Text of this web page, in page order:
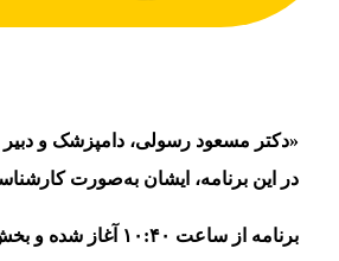
«دکتر مسعود رسولی، دامپزشک و
در این برنامه، ایشان به‌صورت
برنامه از ساعت ۱۰:۴۰ آغاز شده و بخش مربوط به گفت‌وگو با دکتر رسولی در حدود ساعت ۱۱ روی آنتن می‌رود.»